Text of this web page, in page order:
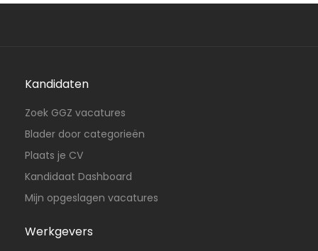
Kandidaten
Zoek GGZ vacatures
Blader door categorieën
Plaats je CV
Kandidaat Dashboard
Mijn opgeslagen vacatures
Werkgevers